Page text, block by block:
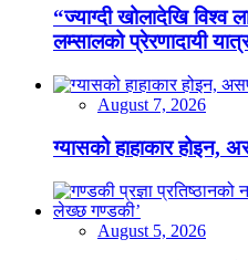
“ज्याग्दी खोलादेखि विश्व
लम्सालको प्रेरणादायी
August 7, 2026
ग्यासको हाहाकार
August 5, 2026